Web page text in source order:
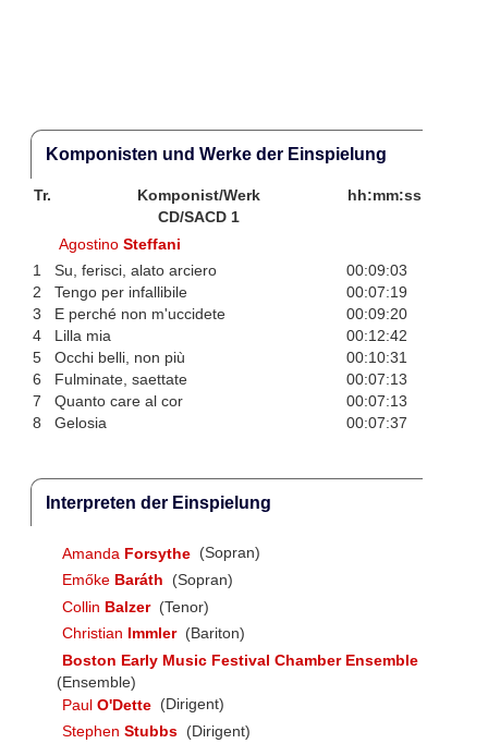
Komponisten und Werke der Einspielung
Tr. Komponist/Werk
hh:mm:ss
CD/SACD 1
AgostinoSteffani
1
Su, ferisci, alato arciero
00:09:03
2
Tengo per infallibile
00:07:19
3
E perché non m'uccidete
00:09:20
4
Lilla mia
00:12:42
5
Occhi belli, non più
00:10:31
6
Fulminate, saettate
00:07:13
7
Quanto care al cor
00:07:13
8
Gelosia 00:07:37
Interpreten der Einspielung
Amanda Forsythe (Sopran)
Emőke Baráth
(Sopran)
Collin Balzer (Tenor)
Christian Immler (Bariton)
Boston Early Music Festival Chamber Ensemble
(Ensemble)
Paul O'Dette (Dirigent)
Stephen Stubbs (Dirigent)